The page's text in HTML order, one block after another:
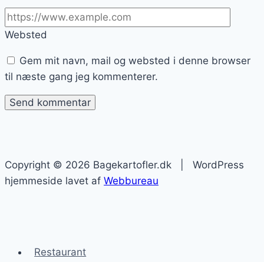
Websted
Gem mit navn, mail og websted i denne browser
til næste gang jeg kommenterer.
Copyright © 2026 Bagekartofler.dk | WordPress
hjemmeside lavet af Webbureau
Restaurant